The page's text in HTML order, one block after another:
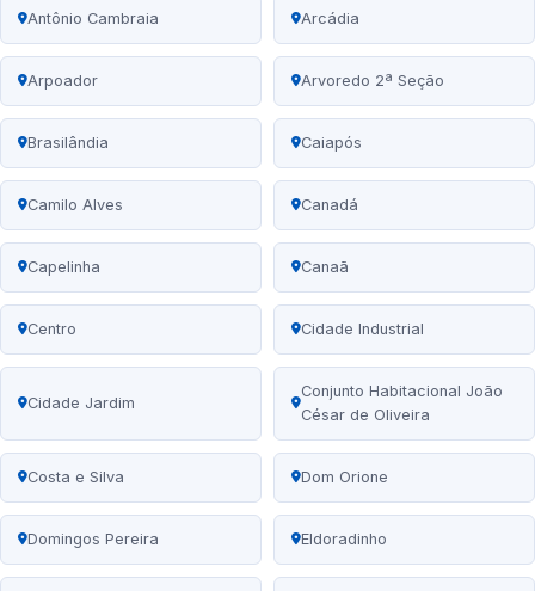
Antônio Cambraia Arcádia
Arpoador Arvoredo 2ª Seção
Brasilândia Caiapós
Camilo Alves Canadá
Capelinha Canaã
Centro Cidade Industrial
Cidade Jardim
Conjunto Habitacional João
César de Oliveira
Costa e Silva Dom Orione
Domingos Pereira Eldoradinho